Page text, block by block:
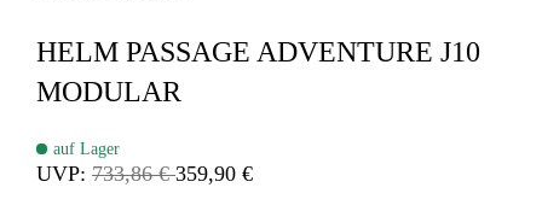
HELM PASSAGE ADVENTURE J10
MODULAR
auf Lager
UVP:733,86 € 359,90 €